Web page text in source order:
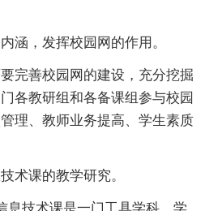
涵，发挥校园网的作用。
完善校园网的建设，充分挖掘
各教研组和各备课组参与校园
理、教师业务提高、学生素质
术课的教学研究。